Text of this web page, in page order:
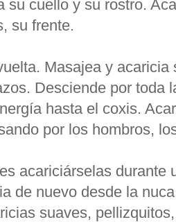
su cuello y su rostro.
su frente.
Masajea y acaricia
Desciende por toda
hasta el coxis.
por los hombros,
acariciárselas durante
de nuevo desde la
suaves,